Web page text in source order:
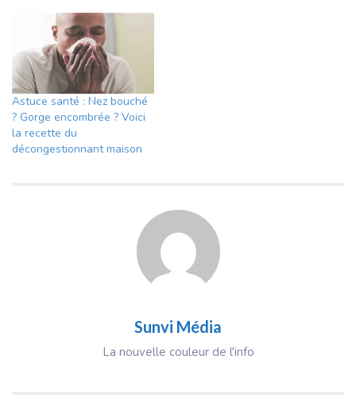
Astuce santé : Nez bouché
? Gorge encombrée ? Voici
la recette du
décongestionnant maison
Sunvi Média
La nouvelle couleur de l'info